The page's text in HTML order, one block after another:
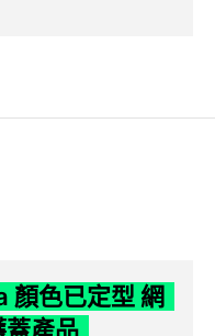
顏色已定型 網
蓋產品